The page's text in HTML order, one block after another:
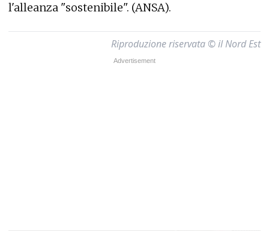
l'alleanza "sostenibile". (ANSA).
Riproduzione riservata © il Nord Est